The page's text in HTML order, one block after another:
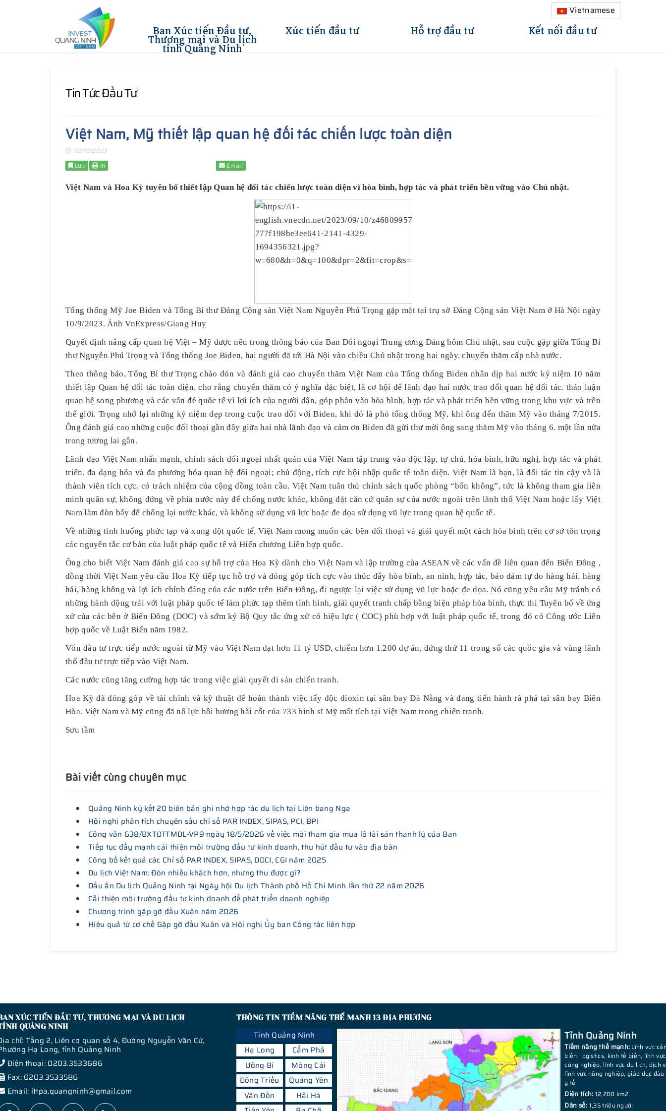
Vietnamese
Ban Xúc tiến Đầu tư,
Thương mại và Du lịch
tỉnh Quảng Ninh
Xúc tiến đầu tư Hỗ trợ đầu tư Kết nối đầu tư
Tin Tức Đầu Tư
Việt Nam, Mỹ thiết lập quan hệ đối tác chiến lược toàn diện
02/10/2023
Lưu
In Email
Việt Nam và Hoa Kỳ tuyên bố thiết lập Quan hệ đối tác chiến lược toàn diện vì hòa bình, hợp tác và phát triển bền vững vào Chủ nhật.
Tổng thống Mỹ Joe Biden và Tổng Bí thư Đảng Cộng sản Việt Nam Nguyễn Phú Trọng gặp mặt tại trụ sở Đảng Cộng sản Việt Nam ở Hà Nội ngày
10/9/2023. Ảnh VnExpress/Giang Huy
Quyết định nâng cấp quan hệ Việt – Mỹ được nêu trong thông báo của Ban Đối ngoại Trung ương Đảng hôm Chủ nhật, sau cuộc gặp giữa Tổng Bí
thư Nguyễn Phú Trọng và Tổng thống Joe Biden, hai người đã tới Hà Nội vào chiều Chủ nhật trong hai ngày. chuyến thăm cấp nhà nước.
Theo thông báo, Tổng Bí thư Trọng chào đón và đánh giá cao chuyến thăm Việt Nam của Tổng thống Biden nhân dịp hai nước kỷ niệm 10 năm
thiết lập Quan hệ đối tác toàn diện, cho rằng chuyến thăm có ý nghĩa đặc biệt, là cơ hội để lãnh đạo hai nước trao đổi quan hệ đối tác. thảo luận
quan hệ song phương và các vấn đề quốc tế vì lợi ích của người dân, góp phần vào hòa bình, hợp tác và phát triển bền vững trong khu vực và trên
thế giới. Trọng nhớ lại những kỷ niệm đẹp trong cuộc trao đổi với Biden, khi đó là phó tổng thống Mỹ, khi ông đến thăm Mỹ vào tháng 7/2015.
Ông đánh giá cao những cuộc đối thoại gần đây giữa hai nhà lãnh đạo và cảm ơn Biden đã gửi thư mời ông sang thăm Mỹ vào tháng 6. một lần nữa
trong tương lai gần.
Lãnh đạo Việt Nam nhấn mạnh, chính sách đối ngoại nhất quán của Việt Nam tập trung vào độc lập, tự chủ, hòa bình, hữu nghị, hợp tác và phát
triển, đa dạng hóa và đa phương hóa quan hệ đối ngoại; chủ động, tích cực hội nhập quốc tế toàn diện. Việt Nam là bạn, là đối tác tin cậy và là
thành viên tích cực, có trách nhiệm của cộng đồng toàn cầu. Việt Nam tuân thủ chính sách quốc phòng “bốn không”, tức là không tham gia liên
minh quân sự, không đứng về phía nước này để chống nước khác, không đặt căn cứ quân sự của nước ngoài trên lãnh thổ Việt Nam hoặc lấy Việt
Nam làm đòn bẩy để chống lại nước khác, và không sử dụng vũ lực hoặc đe dọa sử dụng vũ lực trong quan hệ quốc tế.
Về những tình huống phức tạp và xung đột quốc tế, Việt Nam mong muốn các bên đối thoại và giải quyết một cách hòa bình trên cơ sở tôn trọng
các nguyên tắc cơ bản của luật pháp quốc tế và Hiến chương Liên hợp quốc.
Ông cho biết Việt Nam đánh giá cao sự hỗ trợ của Hoa Kỳ dành cho Việt Nam và lập trường của ASEAN về các vấn đề liên quan đến Biển Đông ,
đồng thời Việt Nam yêu cầu Hoa Kỳ tiếp tục hỗ trợ và đóng góp tích cực vào thúc đẩy hòa bình, an ninh, hợp tác, bảo đảm tự do hàng hải. hàng
hải, hàng không và lợi ích chính đáng của các nước trên Biển Đông, đi ngược lại việc sử dụng vũ lực hoặc đe dọa. Nó cũng yêu cầu Mỹ tránh có
những hành động trái với luật pháp quốc tế làm phức tạp thêm tình hình, giải quyết tranh chấp bằng biện pháp hòa bình, thực thi Tuyên bố về ứng
xử của các bên ở Biển Đông (DOC) và sớm ký Bộ Quy tắc ứng xử có hiệu lực ( COC) phù hợp với luật pháp quốc tế, trong đó có Công ước Liên
hợp quốc về Luật Biển năm 1982.
Vốn đầu tư trực tiếp nước ngoài từ Mỹ vào Việt Nam đạt hơn 11 tỷ USD, chiếm hơn 1.200 dự án, đứng thứ 11 trong số các quốc gia và vùng lãnh
thổ đầu tư trực tiếp vào Việt Nam.
Các nước cũng tăng cường hợp tác trong việc giải quyết di sản chiến tranh.
Hoa Kỳ đã đóng góp về tài chính và kỹ thuật để hoàn thành việc tẩy độc dioxin tại sân bay Đà Nẵng và đang tiến hành rà phá tại sân bay Biên
Hòa. Việt Nam và Mỹ cũng đã nỗ lực hồi hương hài cốt của 733 binh sĩ Mỹ mất tích tại Việt Nam trong chiến tranh.
Sưu tầm
Bài viết cùng chuyên mục
Quảng Ninh ký kết 20 biên bản ghi nhớ hợp tác du lịch tại Liên bang Nga
Hội nghị phân tích chuyên sâu chỉ số PAR INDEX, SIPAS, PCI, BPI
Công văn 638/BXTĐTTMDL-VP9 ngày 18/5/2026 về việc mời tham gia mua lô tài sản thanh lý của Ban
Tiếp tục đẩy mạnh cải thiện môi trường đầu tư kinh doanh, thu hút đầu tư vào địa bàn
Công bố kết quả các Chỉ số PAR INDEX, SIPAS, DDCI, CGI năm 2025
Du lịch Việt Nam: Đón nhiều khách hơn, nhưng thu được gì?
Dấu ấn Du lịch Quảng Ninh tại Ngày hội Du lịch Thành phố Hồ Chí Minh lần thứ 22 năm 2026
Cải thiện môi trường đầu tư kinh doanh để phát triển doanh nghiệp
Chương trình gặp gỡ đầu Xuân năm 2026
Hiệu quả từ cơ chế Gặp gỡ đầu Xuân và Hội nghị Ủy ban Công tác liên hợp
XÚC TIẾN ĐẦU TƯ, THƯƠNG MẠI VÀ DU LỊCH
QUẢNG NINH
chỉ: Tầng 2, Liên cơ quan số 4, Đường Nguyễn Văn Cừ,
Hạ Long, tỉnh Quảng Ninh
Điện thoại: 0203.3533686
Fax: 0203.3533586
Email: ittpa.quangninh@gmail.com
THÔNG TIN TIỀM NĂNG THẾ MẠNH 13 ĐỊA PHƯƠNG
Tỉnh Quảng Ninh
Hạ Long
Cẩm Phả
Uông Bí
Móng Cái
Đông Triều
Quảng Yên
Vân Đồn
Hải Hà
Tỉnh Quảng Ninh
Tiềm năng thế mạnh: Lĩnh vực
biển, logistics, kinh tế biển, lĩnh vực
công nghiệp, lĩnh vực du lịch, dịch
lĩnh vực nông nghiệp, giáo dục
y tế
Diện tích: 12,200 km2
Dân số: 1,35 triệu người